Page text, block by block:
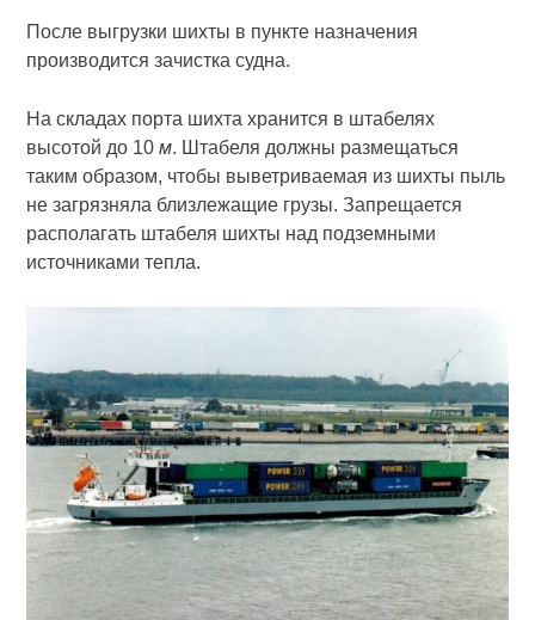
После выгрузки шихты в пункте назначения
производится зачистка судна.
На складах порта шихта хранится в штабелях
высотой до 10м. Штабеля должны размещаться
таким образом, чтобы выветриваемая из шихты пыль
не загрязняла близлежащие грузы. Запрещается
располагать штабеля шихты над подземными
источниками тепла.